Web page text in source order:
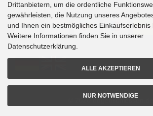
Zahlung & Versand
Sprachwahl
© 2020 bogenschiessen.de
Drittanbietern, um die ordentliche
gewährleisten, die Nutzung unseres
und Ihnen ein bestmögliches Einkaufserlebnis
Weitere Informationen finden Sie in unserer
Datenschutzerklärung.
ALLE AKZEPTIEREN
NUR NOTWENDIGE